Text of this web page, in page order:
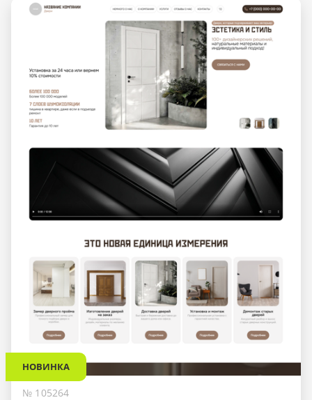
НОВИНКА
№ 105264